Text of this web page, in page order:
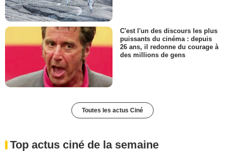
C'est l'un des discours les plus
puissants du cinéma : depuis
26 ans, il redonne du courage à
des millions de gens
Toutes les actus Ciné
Top actus ciné de la semaine